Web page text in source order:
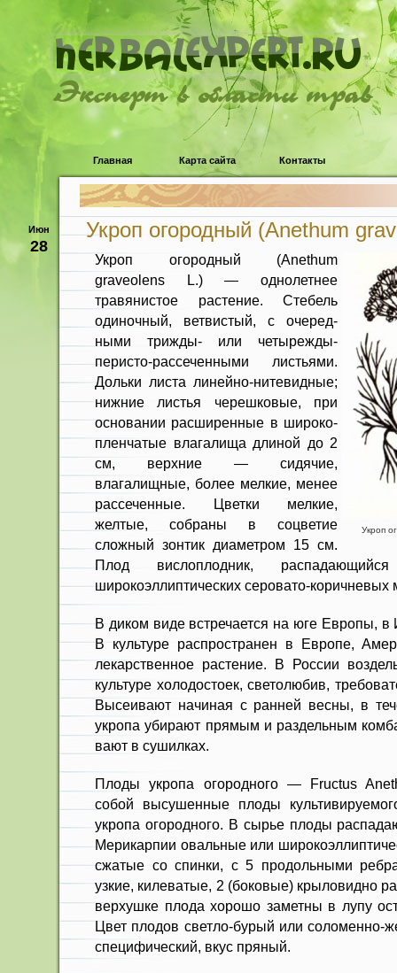
Эксперт в области трав
Главная Карта сайта Контакты
Июн
28
Укроп огородный (Anethum
Укроп
Укроп огородный (Anethum
graveolens L.) — однолетнее
травянистое растение. Сте­бель
одиночный, ветвистый, с очеред­
ными трижды- или четырежды-
перисто-рассеченными листьями.
Дольки листа линейно-нитевидные;
нижние листья черешковые, при
основании расширен­ные в широко-
пленчатые влагалища длиной до 2
см, верхние — сидячие,
влагалищные, более мелкие, менее
рас­сеченные. Цветки мелкие,
желтые, соб­раны в соцветие
сложный зонтик диа­метром 15 см.
Плод вислоплодник,
широкоэллиптических серовато-коричневых
В диком виде встречается на юге Европы,
В культуре распространен в Европе,
лекарст­венное растение. В России
культуре холодо­стоек, светолюбив,
Высеивают начиная с ранней весны, в
укропа убирают прямым и раз­дельным
вают в сушилках.
Плоды укропа огородного — Fructus
собой высушенные плоды
укропа огородного. В сырье плоды
Мерикарпии овальные или
сжатые со спинки, с 5 продольными
узкие, килеватые, 2 (боковые) крыловидно
верхушке плода хорошо заметны в лупу
Цвет плодов свет­ло-бурый или соломенно-
специфический, вкус пря­ный.